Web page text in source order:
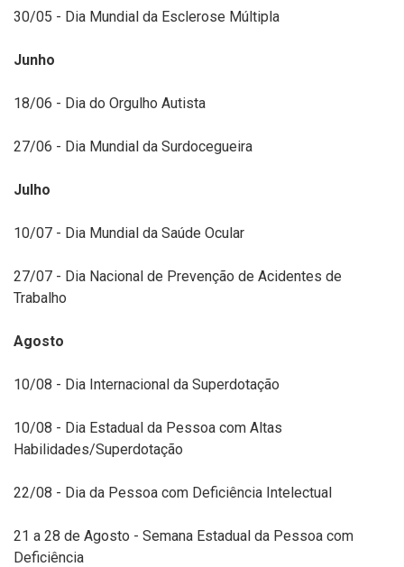
30/05 - Dia Mundial da Esclerose Múltipla
Junho
18/06 - Dia do Orgulho Autista
27/06 - Dia Mundial da Surdocegueira
Julho
10/07 - Dia Mundial da Saúde Ocular
27/07 - Dia Nacional de Prevenção de Acidentes de
Trabalho
Agosto
10/08 - Dia Internacional da Superdotação
10/08 - Dia Estadual da Pessoa com Altas
Habilidades/Superdotação
22/08 - Dia da Pessoa com Deficiência Intelectual
21 a 28 de Agosto - Semana Estadual da Pessoa com
Deficiência